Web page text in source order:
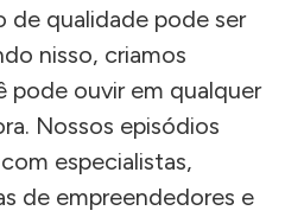
de qualidade pode ser
nisso, criamos
pode ouvir em qualquer
Nossos episódios
especialistas,
de empreendedores e